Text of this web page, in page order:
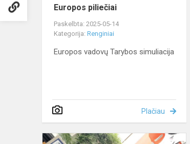
Europos piliečiai
Paskelbta: 2025-05-14
Kategorija: Renginiai
Europos vadovų Tarybos simuliacija
Plačiau